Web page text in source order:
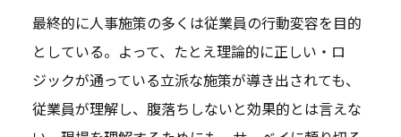
最終的に人事施策の多くは従業員の行動変容を目的
としている。よって、たとえ理論的に正しい・ロ
ジックが通っている立派な施策が導き出されても、
従業員が理解し、腹落ちしないと効果的とは言えな